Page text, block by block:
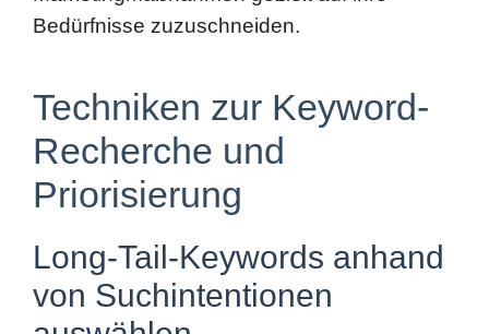
Techniken zur Keyword-
Priorisierung
Long-Tail-Keywords anhand
von Suchintentionen
auswählen
In Nischenmärkten dominieren Long-Tail-